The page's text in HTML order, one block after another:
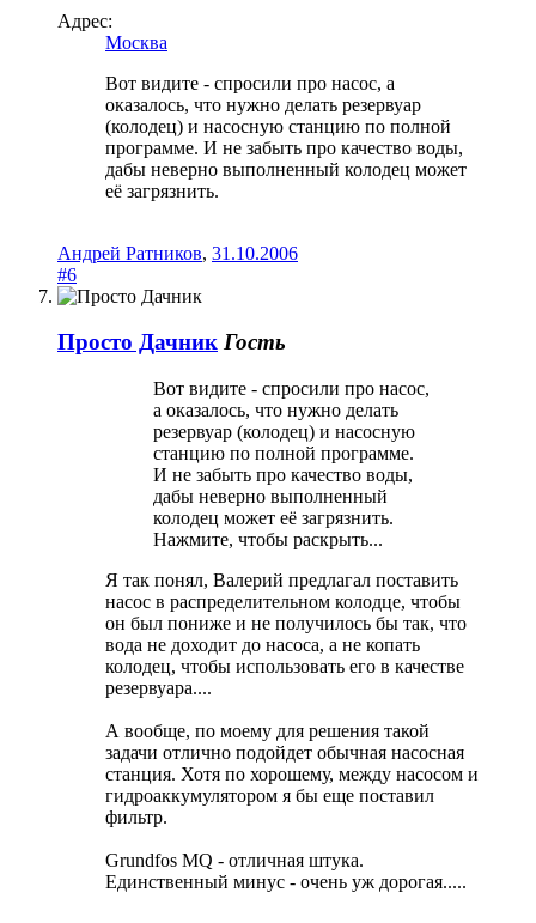
Адрес:
Москва
Вот видите - спросили про насос, а
оказалось, что нужно делать резервуар
(колодец) и насосную станцию по полной
программе. И не забыть про качество воды,
дабы неверно выполненный колодец может
её загрязнить.
Андрей Ратников, 31.10.2006
#6
Просто Дачник Гость
Вот видите - спросили про насос,
а оказалось, что нужно делать
резервуар (колодец) и насосную
станцию по полной программе.
И не забыть про качество воды,
дабы неверно выполненный
колодец может её загрязнить.
Нажмите, чтобы раскрыть...
Я так понял, Валерий предлагал поставить
насос в распределительном колодце, чтобы
он был пониже и не получилось бы так, что
вода не доходит до насоса, а не копать
колодец, чтобы использовать его в качестве
резервуара....
А вообще, по моему для решения такой
задачи отлично подойдет обычная насосная
станция. Хотя по хорошему, между насосом и
гидроаккумулятором я бы еще поставил
фильтр.
Grundfos MQ - отличная штука.
Единственный минус - очень уж дорогая.....